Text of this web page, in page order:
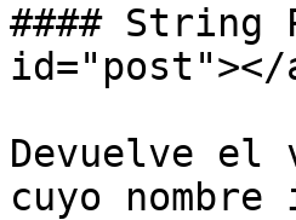
#### String
id="post"></
Devuelve
cuyo nombre